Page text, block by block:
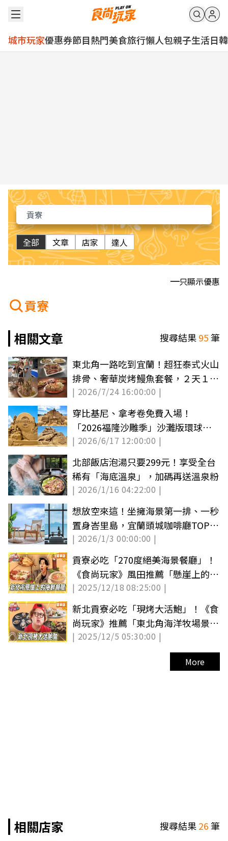
城市玩家優惠券節目熱門美食旅行懶人包親子生活日韓
全部 文章 店家 達人
只顯示優惠
貢寮
相關文章
搜尋結果95筆
東北角一路吃到宜蘭！超狂泰式火山
排骨、奢華炭烤鰻魚套餐，２天１夜
山海美食攻略
| 2026/7/24 16:00:00 |
穿比基尼、拿考卷免費入場！
「2026福隆沙雕季」沙灘版環球影
城帥翻天
| 2026/6/17 12:00:00 |
北部飯店泡湯只要299元！享受全台
稀有「海底溫泉」，加碼再送溫泉粉
| 2026/1/16 04:22:00 |
想放空來這！坐擁海景第一排、一秒
置身峇里島，宜蘭頭城咖啡廳TOP10
推薦
| 2026/1/3 00:00:00 |
貢寮必吃「270度絕美海景餐廳」！
《食尚玩家》風田推薦「懸崖上的餐
廳」
| 2025/12/18 08:25:00 |
新北貢寮必吃「現烤大活鮑」！《食
尚玩家》推薦「東北角海洋牧場景觀
餐廳」
| 2025/12/5 05:30:00 |
More
相關店家 搜尋結果26筆